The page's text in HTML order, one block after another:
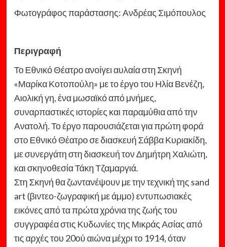
Φωτογράφος παράστασης: Ανδρέας Σιμόπουλος
Περιγραφή
Το Εθνικό Θέατρο ανοίγει αυλαία στη Σκηνή
«Μαρίκα Κοτοπούλη» με το έργο του Ηλία Βενέζη,
Αιολική γη, ένα μωσαϊκό από μνήμες,
συναρπαστικές ιστορίες και παραμύθια από την
Ανατολή. Το έργο παρουσιάζεται για πρώτη φορά
στο Εθνικό Θέατρο σε διασκευή Σάββα Κυριακίδη,
με συνεργάτη στη διασκευή τον Δημήτρη Χαλιώτη,
και σκηνοθεσία Τάκη Τζαμαργιά.
Στη Σκηνή θα ζωντανέψουν με την τεχνική της sand
art (βιντεο-ζωγραφική με άμμο) εντυπωσιακές
εικόνες από τα πρώτα χρόνια της ζωής του
συγγραφέα στις Κυδωνίες της Μικράς Ασίας από
τις αρχές του 20ού αιώνα μέχρι το 1914, όταν